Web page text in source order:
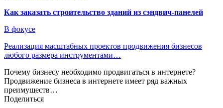
Как заказать строительство зданий из сэндвич-панелей
В фокусе
Реализация масштабных проектов продвижения бизнесов
любого размера инструментами…
Почему бизнесу необходимо продвигаться в интернете?
Продвижение бизнеса в интернете имеет ряд важных
преимуществ…
Поделиться